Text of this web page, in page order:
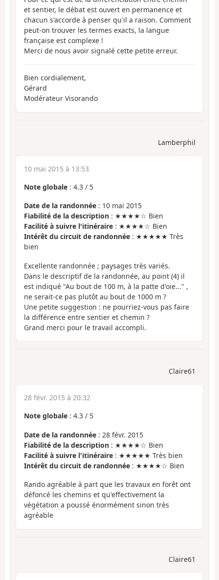
et sentier, le débat est ouvert en permanence et
chacun s'accorde à penser qu'il a raison. Comment
peut-on trouver les termes exacts, la langue
française est complexe !
Merci de nous avoir signalé cette petite erreur.
Bien cordialement,
Gérard
Modérateur Visorando
Lamberphil
10 mai 2015 à 13:53
Note globale : 4.3 / 5
Date de la randonnée : 10 mai 2015
Fiabilité de la description : ★★★★☆ Bien
Facilité à suivre l'itinéraire : ★★★★☆ Bien
Intérêt du circuit de randonnée : ★★★★★ Très
bien
Excellente randonnée ; paysages très variés.
Dans le descriptif de la randonnée, au point (4) il
est indiqué "Au bout de 100 m, à la patte d'oie..." ,
ne serait-ce pas plutôt au bout de 1000 m ?
Une petite suggestion : ne pourriez-vous pas faire
la différence entre sentier et chemin ?
Grand merci pour le travail accompli.
Claire61
28 févr. 2015 à 20:32
Note globale : 4.3 / 5
Date de la randonnée : 28 févr. 2015
Fiabilité de la description : ★★★★☆ Bien
Facilité à suivre l'itinéraire : ★★★★★ Très bien
Intérêt du circuit de randonnée : ★★★★☆ Bien
Rando agréable à part que les travaux en forêt ont
défoncé les chemins et qu'effectivement la
végétation a poussé énormément sinon très
agréable
Claire61